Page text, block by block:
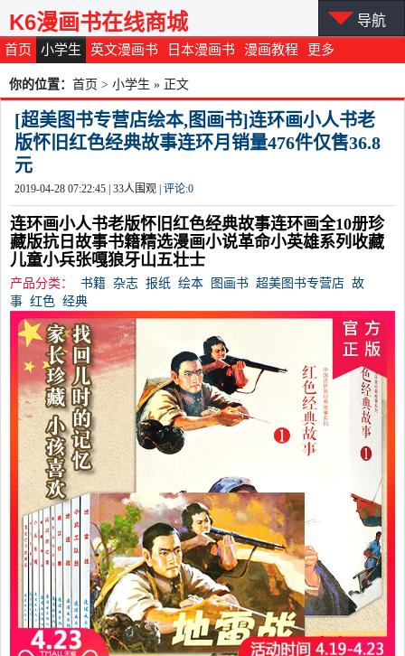
首页 小学生 英文漫画书 日本漫画书 漫画教程 更多
K6漫画书在线商城 导航
你的位置： 首页 > 小学生 » 正文
[超美图书专营店绘本,图画书]连环画小人书老
版怀旧红色经典故事连环月销量476件仅售36.8
元
2019-04-28 07:22:45 | 33人围观 | 评论:0
连环画小人书老版怀旧红色经典故事连环画全10册珍
藏版抗日故事书籍精选漫画小说革命小英雄系列收藏
儿童小兵张嘎狼牙山五壮士
产品分类： 书籍 杂志 报纸 绘本 图画书 超美图书专营店 故
事 红色 经典